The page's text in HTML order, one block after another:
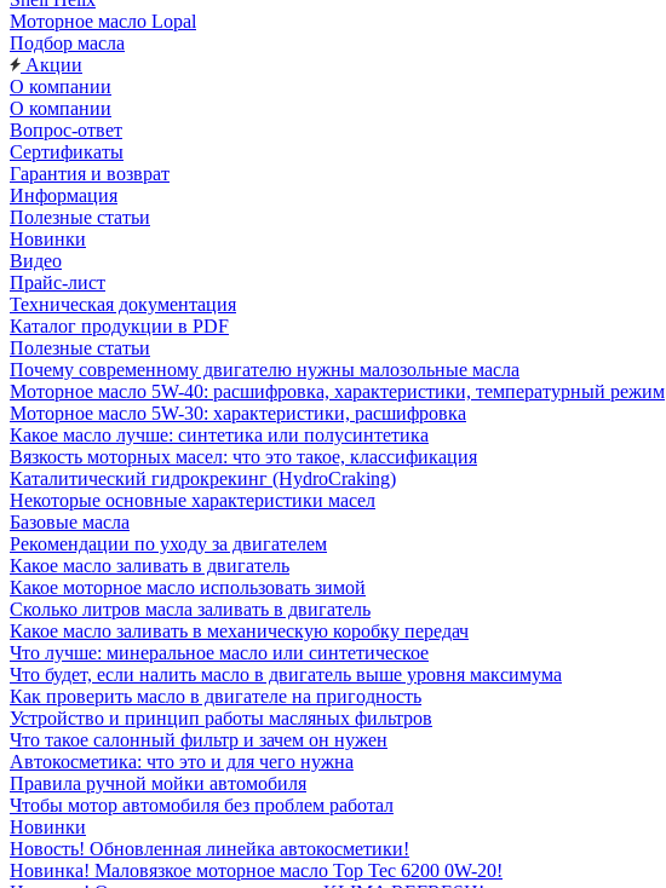
Моторное масло Lopal
Подбор масла
Акции
О компании
О компании
Вопрос-ответ
Сертификаты
Гарантия и возврат
Информация
Полезные статьи
Новинки
Видео
Прайс-лист
Техническая документация
Каталог продукции в PDF
Полезные статьи
Почему современному двигателю нужны малозольные масла
Моторное масло 5W-40: расшифровка, характеристики, температурный режим
Моторное масло 5W-30: характеристики, расшифровка
Какое масло лучше: синтетика или полусинтетика
Вязкость моторных масел: что это такое, классификация
Каталитический гидрокрекинг (НydroСraking)
Некоторые основные характеристики масел
Базовые масла
Рекомендации по уходу за двигателем
Какое масло заливать в двигатель
Какое моторное масло использовать зимой
Сколько литров масла заливать в двигатель
Какое масло заливать в механическую коробку передач
Что лучше: минеральное масло или синтетическое
Что будет, если налить масло в двигатель выше уровня максимума
Как проверить масло в двигателе на пригодность
Устройство и принцип работы масляных фильтров
Что такое салонный фильтр и зачем он нужен
Автокосметика: что это и для чего нужна
Правила ручной мойки автомобиля
Чтобы мотор автомобиля без проблем работал
Новинки
Новость! Обновленная линейка автокосметики!
Новинка! Маловязкое моторное масло Top Tec 6200 0W-20!